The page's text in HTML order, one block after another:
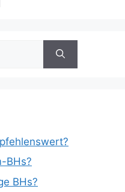
BHs?
BHs?